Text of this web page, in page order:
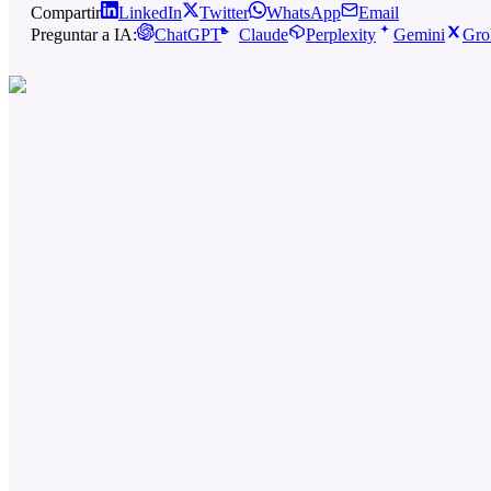
Compartir LinkedIn Twitter WhatsApp
Email
Preguntar a IA:
ChatGPT Claude Perplexity Gemini